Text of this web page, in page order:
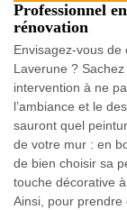
Professionnel
rénovation
Envisagez-vous de
Laverune ?
intervention à ne
l’ambiance et le
sauront quel
de votre mur : en
de bien choisir sa
touche décorative
Ainsi, pour prendre